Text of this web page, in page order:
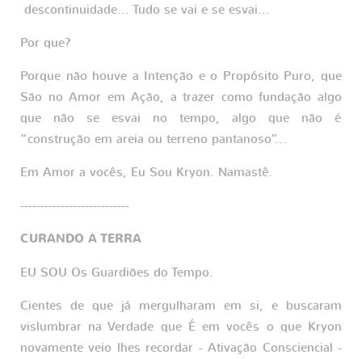
descontinuidade... Tudo se vai e se esvai...
Por que?
Porque não houve a Intenção e o Propósito Puro, que
São no Amor em Ação, a trazer como fundação algo
que não se esvai no tempo, algo que não é
“construção em areia ou terreno pantanoso”...
Em Amor a vocês, Eu Sou Kryon. Namastê.
---------------------------
CURANDO A TERRA
EU SOU Os Guardiões do Tempo.
Cientes de que já mergulharam em si, e buscaram
vislumbrar na Verdade que É em vocês o que Kryon
novamente veio lhes recordar - Ativação Consciencial -